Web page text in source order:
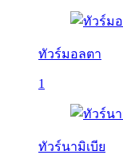
ทัวร์มอลตา
1
ทัวร์นามิเบีย